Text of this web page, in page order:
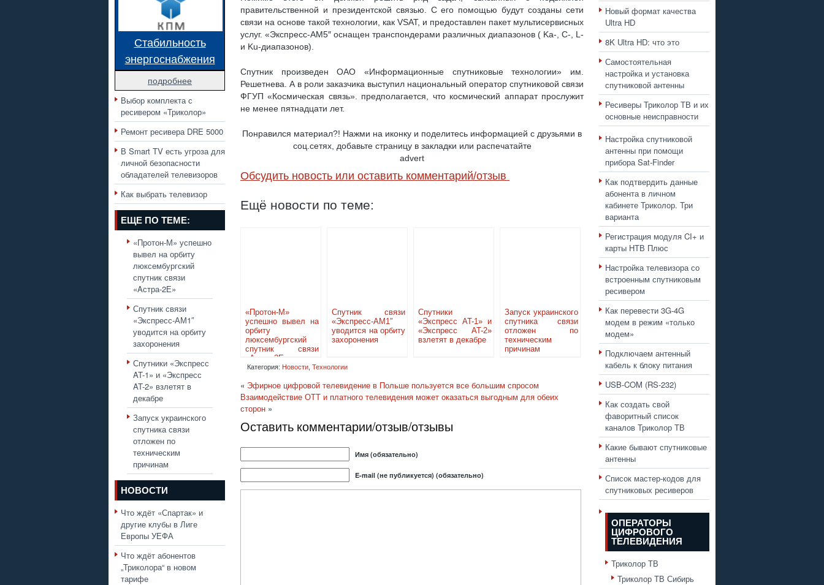
Стабильность
энергоснабжения
подробнее
Выбор комплекта с
ресивером «Триколор»
Ремонт ресивера DRE 5000
В Smart TV есть угроза для
личной безопасности
обладателей телевизоров
Как выбрать телевизор
ЕЩЕ ПО ТЕМЕ:
«Протон-М» успешно
вывел на орбиту
люксембургский
спутник связи
«Aстра-2Е»
Спутник связи
«Экспресс-АМ1″
уводится на орбиту
захоронения
Спутники «Экспресс
AT-1» и «Экспресс
AT-2» взлетят в
декабре
Запуск украинского
спутника связи
отложен по
техническим
причинам
НОВОСТИ
Что ждёт «Спартак» и
другие клубы в Лиге
Европы УЕФА
Что ждёт абонентов
„Триколора“ в новом
тарифе
правительственной и президентской связью. С его помощью будут созданы сети
связи на основе такой технологии, как VSAT, и предоставлен пакет мультисервисных
услуг. «Экспресс-АМ5″ оснащен транспондерами различных диапазонов ( Ka-, С-, L-
и Ku-диапазонов).
Спутник произведен ОАО «Информационные спутниковые технологии» им.
Решетнева. А в роли заказчика выступил национальный оператор спутниковой связи
ФГУП «Космическая связь». предполагается, что космический аппарат прослужит
не менее пятнадцати лет.
Понравился материал?! Нажми на иконку и поделитесь информацией с друзьями в
соц.сетях, добавьте страницу в закладки или распечатайте
advert
Обсудить новость или оставить комментарий/отзыв
Ещё новости по теме:
«Протон-М»
успешно вывел на
орбиту
люксембургский
спутник связи
«Aстра-2Е»
Спутник связи
«Экспресс-АМ1″
уводится на орбиту
захоронения
Спутники
«Экспресс AT-1» и
«Экспресс AT-2»
взлетят в декабре
Запуск украинского
спутника связи
отложен по
техническим
причинам
Категория: Новости Технологии
« Эфирное цифровой телевидение в Польше пользуется все большим спросом
Взаимодействие ОТТ и платного телевидения может оказаться выгодным для обеих
сторон »
Оставить комментарии/отзыв/отзывы
Имя (обязательно)
E-mail (не публикуется) (обязательно)
Новый формат качества
Ultra HD
8K Ultra HD: что это
Самостоятельная
настройка и установка
спутниковой антенны
Ресиверы Триколор ТВ и их
основные неисправности
Настройка спутниковой
антенны при помощи
прибора Sat-Finder
Как подтвердить данные
абонента в личном
кабинете Триколор. Три
варианта
Регистрация модуля CI+ и
карты НТВ Плюс
Настройка телевизора со
встроенным спутниковым
ресивером
Как перевести 3G-4G
модем в режим «только
модем»
Подключаем антенный
кабель к блоку питания
USB-COM (RS-232)
Как создать свой
фаворитный список
каналов Триколор ТВ
Какие бывают спутниковые
антенны
Список мастер-кодов для
спутниковых ресиверов
ОПЕРАТОРЫ
ЦИФРОВОГО
ТЕЛЕВИДЕНИЯ
Триколор ТВ
Триколор ТВ Сибирь